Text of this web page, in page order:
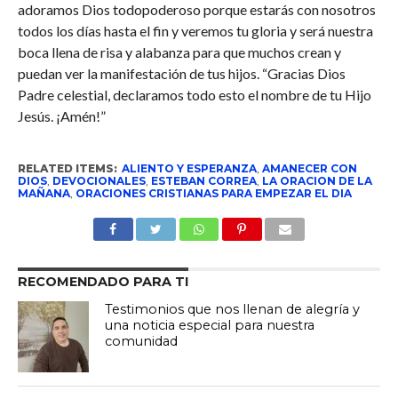
adoramos Dios todopoderoso porque estarás con nosotros
todos los días hasta el fin y veremos tu gloria y será nuestra
boca llena de risa y alabanza para que muchos crean y
puedan ver la manifestación de tus hijos. “Gracias Dios
Padre celestial, declaramos todo esto el nombre de tu Hijo
Jesús. ¡Amén!”
RELATED ITEMS: ALIENTO Y ESPERANZA, AMANECER CON
DIOS, DEVOCIONALES, ESTEBAN CORREA, LA ORACION DE LA
MAÑANA, ORACIONES CRISTIANAS PARA EMPEZAR EL DIA
RECOMENDADO PARA TI
Testimonios que nos llenan de alegría y
una noticia especial para nuestra
comunidad